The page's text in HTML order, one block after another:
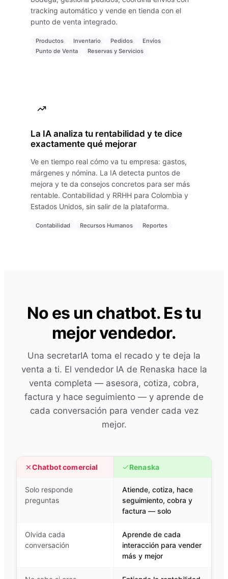
tracking automático y vende en tienda con el
punto de venta integrado.
Productos Inventario Pedidos
Envíos
Punto de Venta
Reservas y Servicios
La IA analiza tu rentabilidad y te dice
exactamente qué mejorar
Ve en tiempo real cómo va tu empresa: gastos,
márgenes y nómina. La IA detecta puntos de
mejora y te da consejos concretos para ser más
rentable. Contabilidad y RRHH para Colombia y
Estados Unidos, sin salir de la plataforma.
Contabilidad Recursos Humanos Reportes
No es un chatbot. Es tu
mejor vendedor.
Una secretarIA toma el recado y te deja la
venta a ti. El vendedor IA de Renaska hace la
venta completa — asesora, cotiza, cobra,
factura y hace seguimiento — y aprende de
cada conversación para vender cada vez
mejor.
Chatbot comercial Renaska
Solo responde
preguntas
Atiende, cotiza, hace
seguimiento, cobra y
factura — solo
Olvida cada
conversación
Aprende de cada
interacción para vender
más y mejor